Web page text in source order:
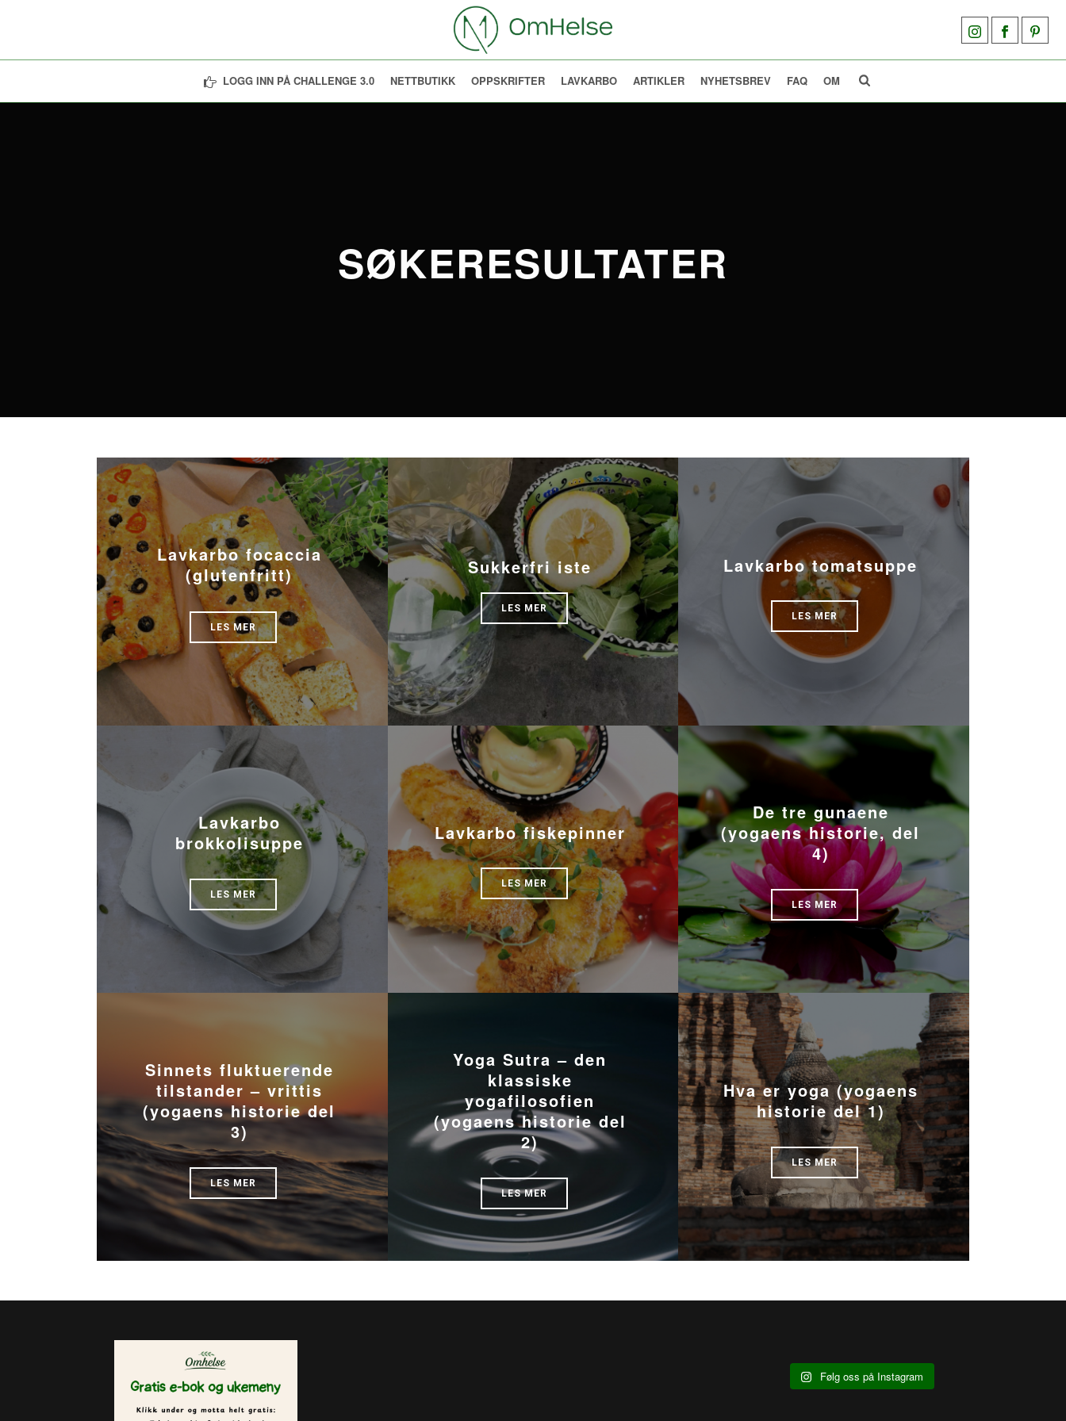
LOGG INN PÅ CHALLENGE 3.0 NETTBUTIKK OPPSKRIFTER LAVKARBO ARTIKLER NYHETSBREV FAQ OM
SØKERESULTATER
Lavkarbo focaccia
(glutenfritt)
LES MER
Sukkerfri iste
LES MER
Lavkarbo tomatsuppe
LES MER
Lavkarbo
brokkolisuppe
LES MER
Lavkarbo fiskepinner
LES MER
De tre gunaene
(yogaens historie, del
4)
LES MER
Sinnets fluktuerende
tilstander – vrittis
(yogaens historie del
3)
LES MER
Yoga Sutra – den
klassiske
yogafilosofien
(yogaens historie del
2)
LES MER
Hva er yoga (yogaens
historie del 1)
LES MER
Følg oss på Instagram